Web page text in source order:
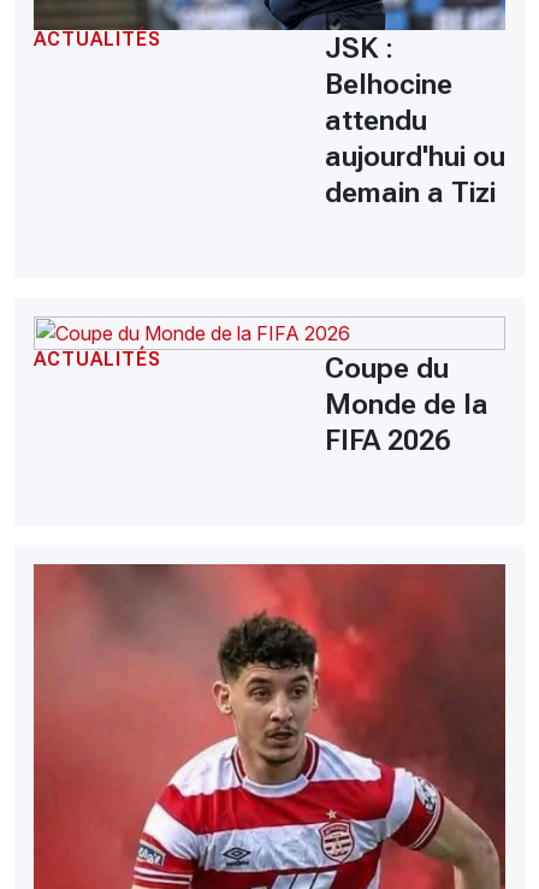
ACTUALITÉS
JSK :
Belhocine
attendu
aujourd'hui ou
demain a Tizi
ACTUALITÉS
Coupe du
Monde de la
FIFA 2026